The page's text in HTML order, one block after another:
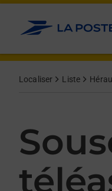
Allez au contenu
Localiser Liste
Afficher ou masquer la
Afficher ou masquer la
Afficher ou masquer la